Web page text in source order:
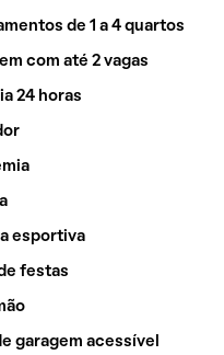
de 1 a 4 quartos
com até 2 vagas
24 horas
esportiva
festas
garagem acessível